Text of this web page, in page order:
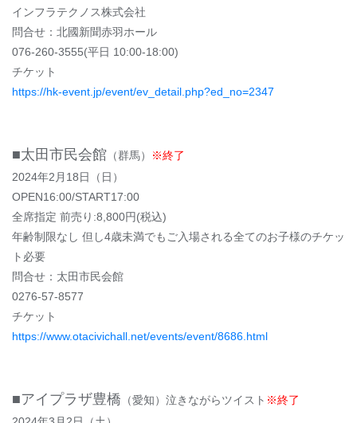
インフラテクノス株式会社
問合せ：北國新聞赤羽ホール
076-260-3555(平日 10:00-18:00)
チケット
https://hk-event.jp/event/ev_detail.php?ed_no=2347
■太田市民会館 （群馬）
※終了
2024年2月18日（日）
OPEN16:00/START17:00
全席指定 前売り:8,800円(税込)
年齢制限なし 但し4歳未満でもご入場される全てのお子様のチケッ
ト必要
問合せ：太田市⺠会館
0276-57-8577
チケット
https://www.otacivichall.net/events/event/8686.html
■アイプラザ豊橋 （愛知）泣きながらツイスト ※終了